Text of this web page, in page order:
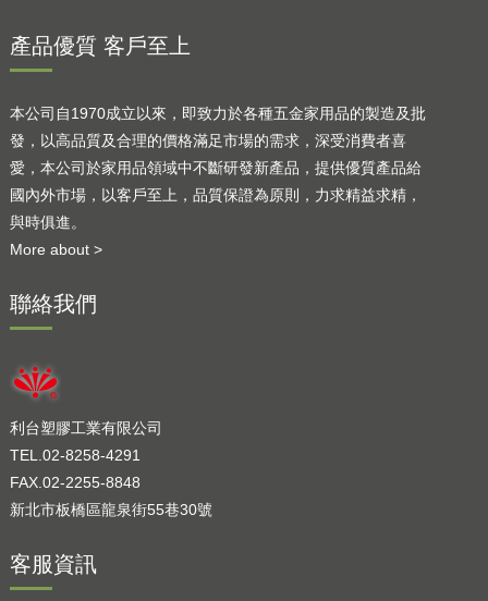
產品優質 客戶至上
本公司自1970成立以來，即致力於各種五金家用品的製造及批
發，以高品質及合理的價格滿足市場的需求，深受消費者喜
愛，本公司於家用品領域中不斷研發新產品，提供優質產品給
國內外市場，以客戶至上，品質保證為原則，力求精益求精，
與時俱進。
More about >
聯絡我們
利台塑膠工業有限公司
TEL.02-8258-4291
FAX.02-2255-8848
新北市板橋區龍泉街55巷30號
客服資訊